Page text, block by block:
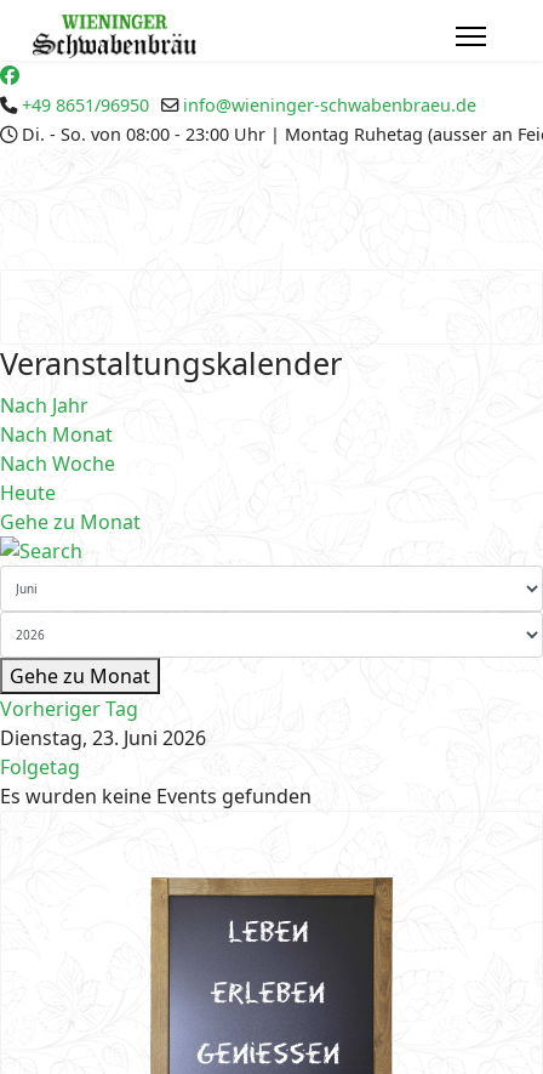
+49 8651/96950
info@wieninger-schwabenbraeu.de
Di. - So. von 08:00 - 23:00 Uhr | Montag Ruhetag (ausser an
Veranstaltungskalender
Nach Jahr
Nach Monat
Nach Woche
Heute
Gehe zu Monat
Gehe zu Monat
Vorheriger Tag
Dienstag, 23. Juni 2026
Folgetag
Es wurden keine Events gefunden